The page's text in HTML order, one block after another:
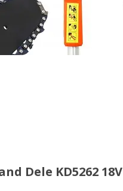
Dele KD5262 18V